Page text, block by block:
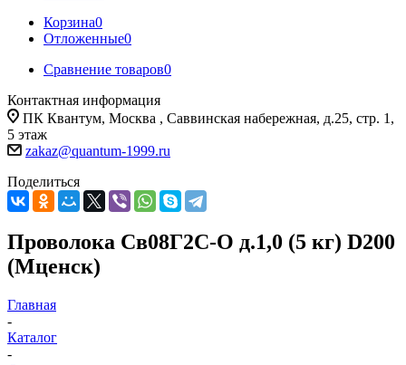
Корзина0
Отложенные0
Сравнение товаров0
Контактная информация
ПК Квантум, Москва , Саввинская набережная, д.25, стр. 1,
5 этаж
zakaz@quantum-1999.ru
Поделиться
Проволока Св08Г2С-О д.1,0 (5 кг) D200
(Мценск)
Главная
-
Каталог
-